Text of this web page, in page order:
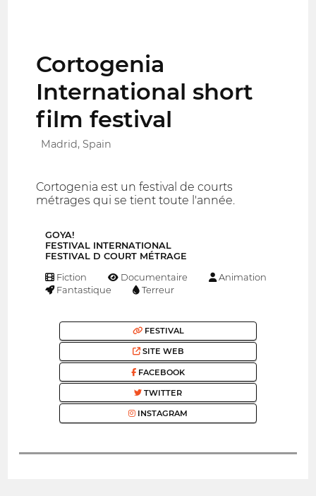
Cortogenia
International short
film festival
Madrid, Spain
Cortogenia est un festival de courts
métrages qui se tient toute l'année.
GOYA!
FESTIVAL INTERNATIONAL
FESTIVAL D COURT MÉTRAGE
Fiction Documentaire
Animation
Fantastique
Terreur
FESTIVAL
SITE WEB
FACEBOOK
TWITTER
INSTAGRAM